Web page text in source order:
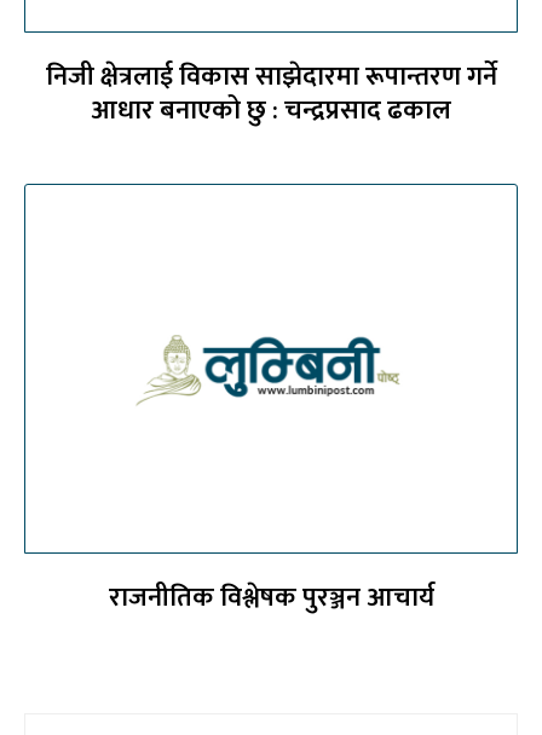
निजी क्षेत्रलाई विकास साझेदारमा रूपान्तरण गर्ने
आधार बनाएको छु : चन्द्रप्रसाद ढकाल
राजनीतिक विश्लेषक पुरञ्जन आचार्य